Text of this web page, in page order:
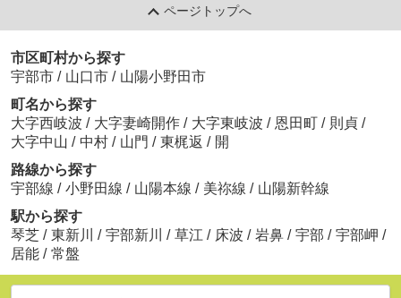
ページトップへ
市区町村から探す
宇部市 / 山口市 / 山陽小野田市
町名から探す
大字西岐波 / 大字妻崎開作 / 大字東岐波 / 恩田町 / 則貞 /
大字中山 / 中村 / 山門 / 東梶返 / 開
路線から探す
宇部線 / 小野田線 / 山陽本線 / 美祢線 / 山陽新幹線
駅から探す
琴芝 / 東新川 / 宇部新川 / 草江 / 床波 / 岩鼻 / 宇部 / 宇部岬 /
居能 / 常盤